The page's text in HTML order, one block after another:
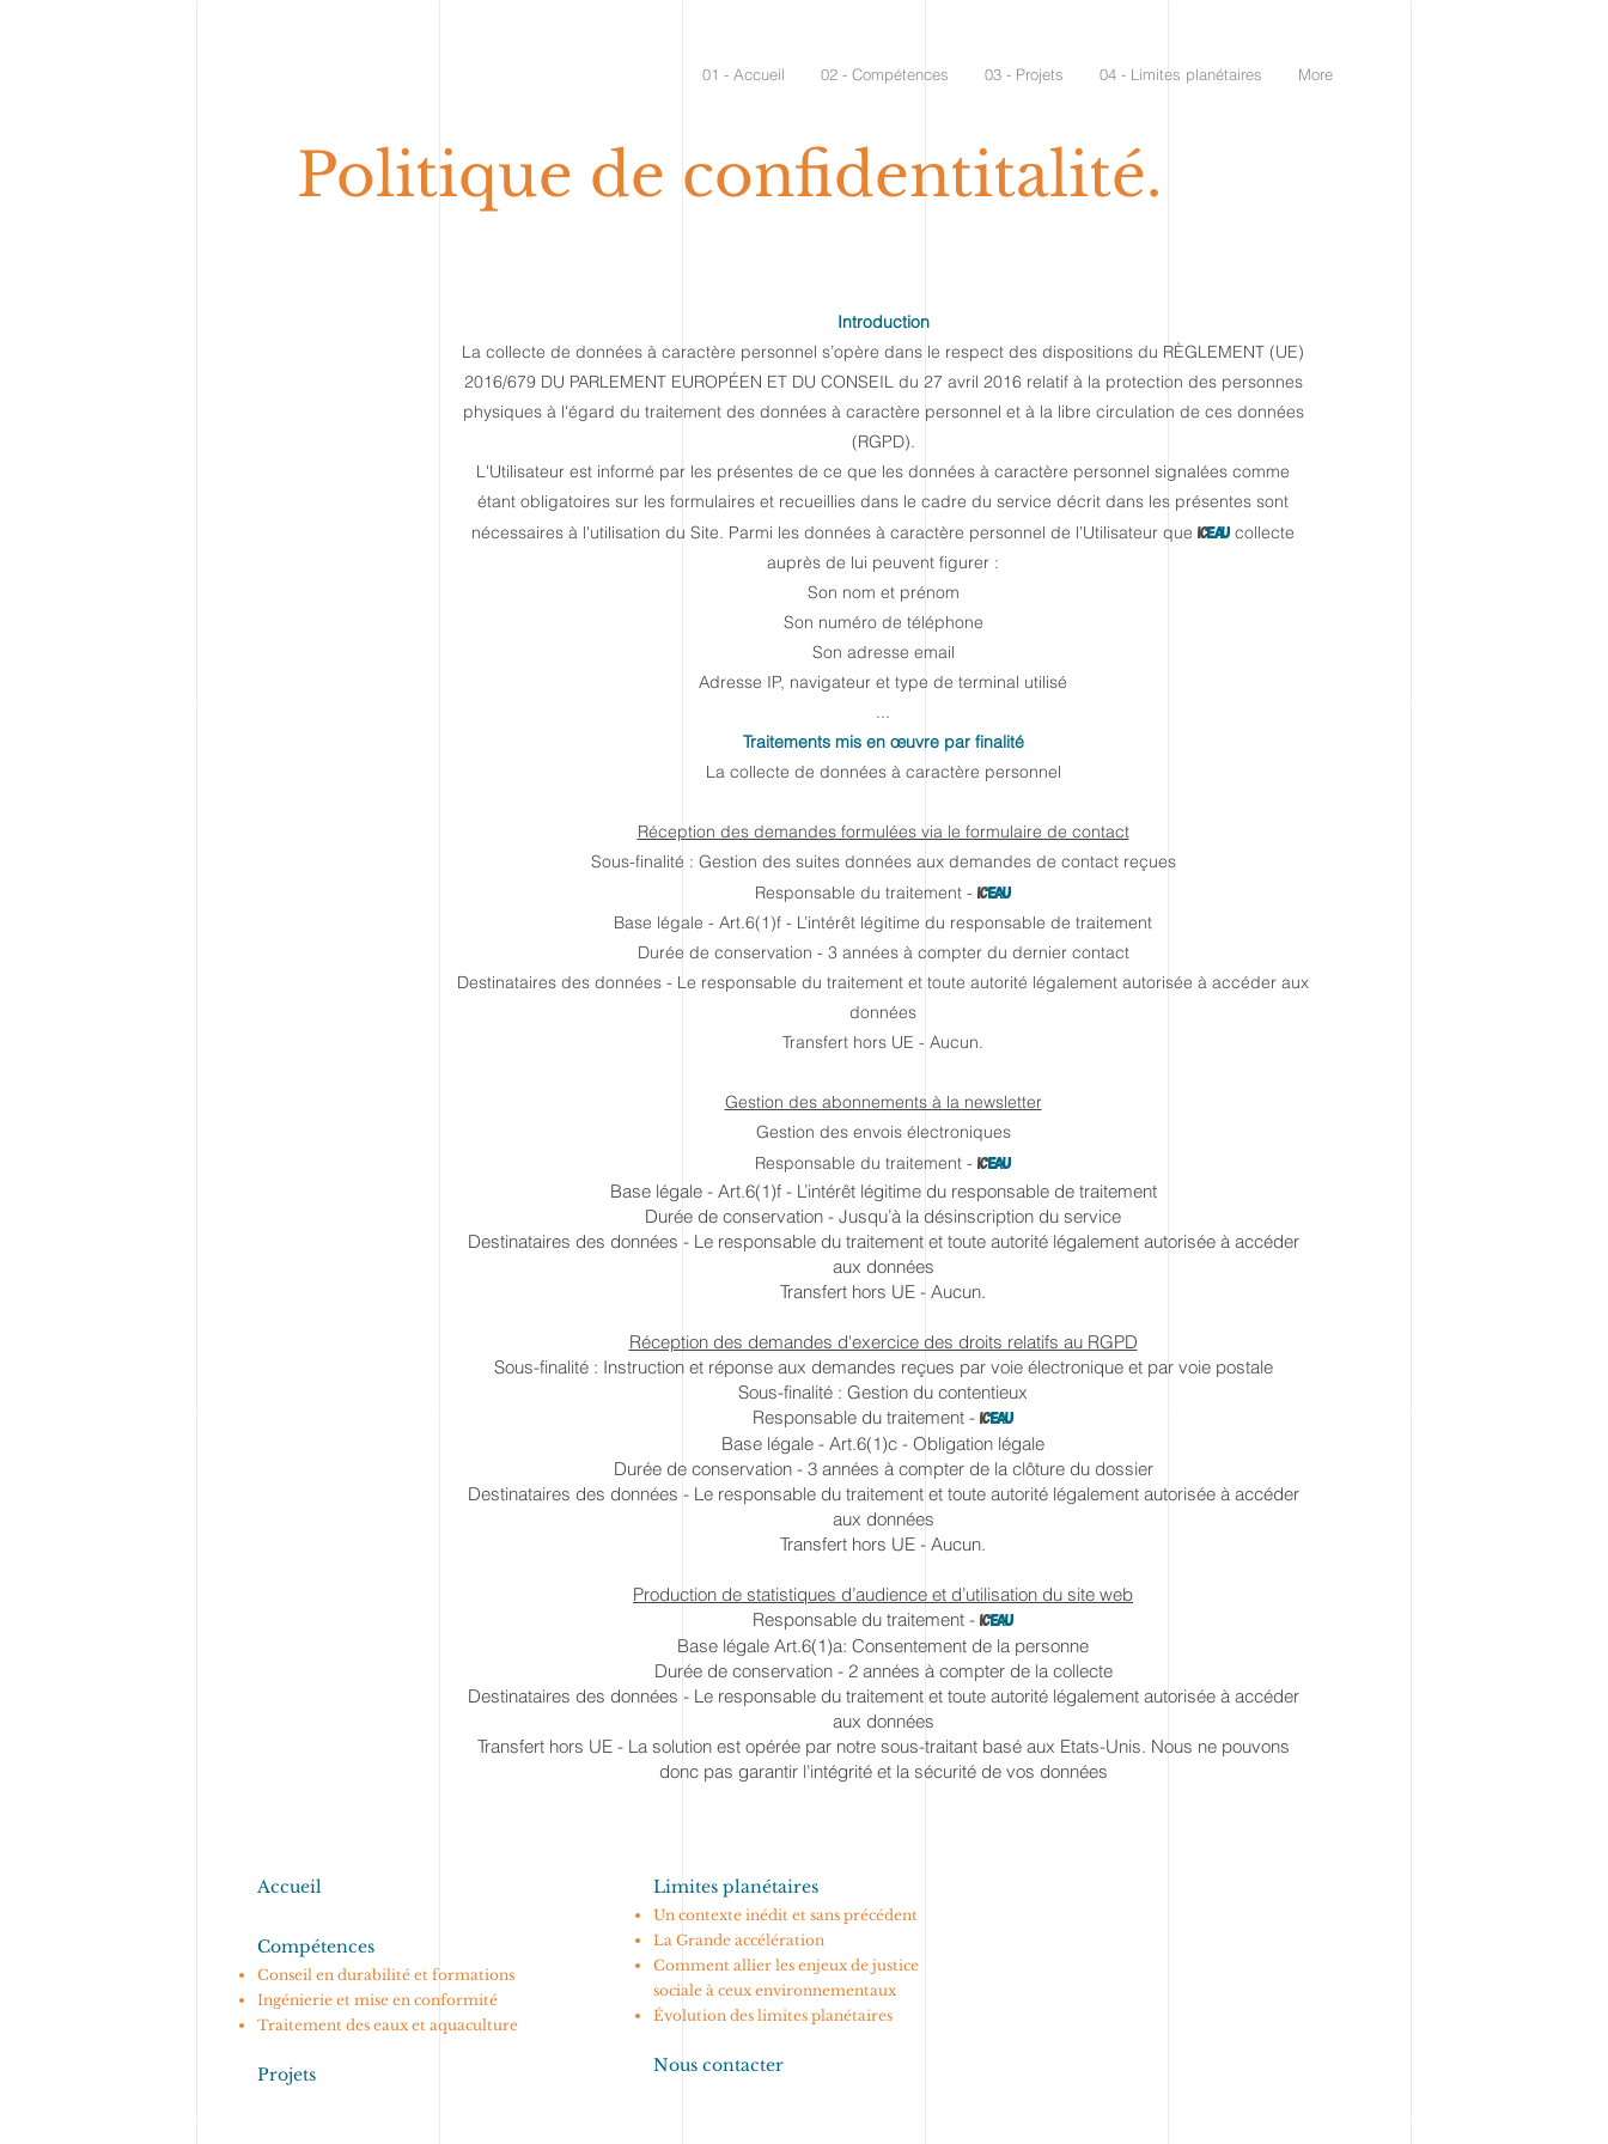
01 - Accueil 02 - Compétences 03 - Projets 04 - Limites planétaires More
Politique de confidentitalité.
Introduction
La collecte de données à caractère personnel s’opère dans le respect des dispositions du RÈGLEMENT (UE)
2016/679 DU PARLEMENT EUROPÉEN ET DU CONSEIL du 27 avril 2016 relatif à la protection des personnes
physiques à l'égard du traitement des données à caractère personnel et à la libre circulation de ces données
(RGPD).
L'Utilisateur est informé par les présentes de ce que les données à caractère personnel signalées comme
étant obligatoires sur les formulaires et recueillies dans le cadre du service décrit dans les présentes sont
nécessaires à l'utilisation du Site. Parmi les données à caractère personnel de l’Utilisateur que ICEAU collecte
auprès de lui peuvent figurer :
Son nom et prénom
Son numéro de téléphone
Son adresse email
Adresse IP, navigateur et type de terminal utilisé
...
Traitements mis en œuvre par finalité
La collecte de données à caractère personnel
Réception des demandes formulées via le formulaire de contact
Sous-finalité : Gestion des suites données aux demandes de contact reçues
Responsable du traitement -ICEAU
Base légale - Art.6(1)f - L’intérêt légitime du responsable de traitement
Durée de conservation - 3 années à compter du dernier contact
Destinataires des données - Le responsable du traitement et toute autorité légalement autorisée à accéder aux
données
Transfert hors UE - Aucun.
Gestion des abonnements à la newsletter
Gestion des envois électroniques
Responsable du traitement -ICEAU
Base légale - Art.6(1)f - L’intérêt légitime du responsable de traitement
Durée de conservation - Jusqu’à la désinscription du service
Destinataires des données - Le responsable du traitement et toute autorité légalement autorisée à accéder
aux données
Transfert hors UE - Aucun.
Réception des demandes d'exercice des droits relatifs au RGPD
Sous-finalité : Instruction et réponse aux demandes reçues par voie électronique et par voie postale
Sous-finalité : Gestion du contentieux
Responsable du traitement -ICEAU
Base légale - Art.6(1)c - Obligation légale
Durée de conservation - 3 années à compter de la clôture du dossier
Destinataires des données - Le responsable du traitement et toute autorité légalement autorisée à accéder
aux données
Transfert hors UE - Aucun.
Production de statistiques d’audience et d’utilisation du site web
Responsable du traitement -ICEAU
Base légale Art.6(1)a: Consentement de la personne
Durée de conservation - 2 années à compter de la collecte
Destinataires des données - Le responsable du traitement et toute autorité légalement autorisée à accéder
aux données
Transfert hors UE - La solution est opérée par notre sous-traitant basé aux Etats-Unis. Nous ne pouvons
donc pas garantir l’intégrité et la sécurité de vos données
Accueil
Compétences
Conseil en durabilité et formations
Ingénierie et mise en conformité
Traitement des eaux et aquaculture
Projets
Limites planétaires
Un contexte inédit et sans précédent
La Grande accélération
Comment allier les enjeux de justice
sociale à ceux environnementaux
Évolution des limites planétaires
Nous contacter